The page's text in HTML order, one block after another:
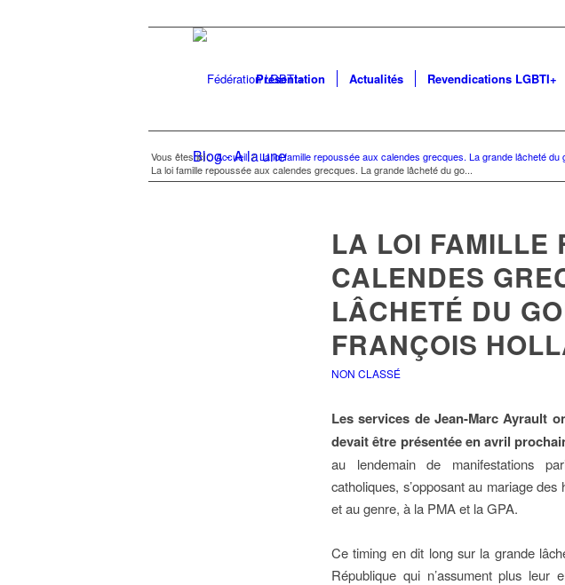
Présentation Actualités Revendications LGBTI+
Blog - A la une
Vous êtes ici : Accueil / La loi famille repoussée aux calendes grecques. La grande lâcheté
La loi famille repoussée aux calendes grecques. La grande lâcheté du go...
LA LOI FAMILLE
CALENDES
LÂCHETÉ DU
FRANÇOIS
NON CLASSÉ
Les services de Jean-Marc Ayrault
devait être présentée en avril
au lendemain de manifestations
catholiques, s’opposant au mariage
et au genre, à la PMA et la GPA.
Ce timing en dit long sur la grande
République qui n’assument plus leur